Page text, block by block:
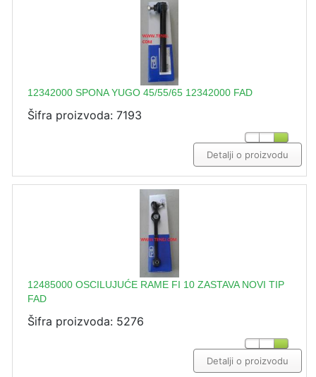
12342000 SPONA YUGO 45/55/65 12342000 FAD
Šifra proizvoda: 7193
Detalji o proizvodu
12485000 OSCILUJUĆE RAME FI 10 ZASTAVA NOVI TIP
FAD
Šifra proizvoda: 5276
Detalji o proizvodu